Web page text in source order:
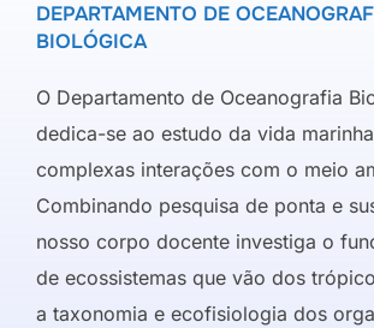
DEPARTAMENTO DE
BIOLÓGICA
O Departamento de Oceanografia
dedica-se ao estudo da vida
complexas interações com o meio
Combinando pesquisa de ponta e
nosso corpo docente investiga o
de ecossistemas que vão dos
a taxonomia e ecofisiologia dos